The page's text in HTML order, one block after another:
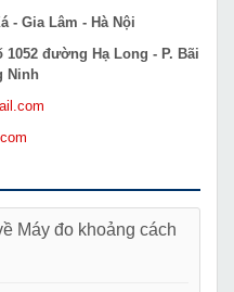
- Gia Lâm - Hà Nội
đường Hạ Long - P. Bãi
Ninh
Máy đo khoảng cách